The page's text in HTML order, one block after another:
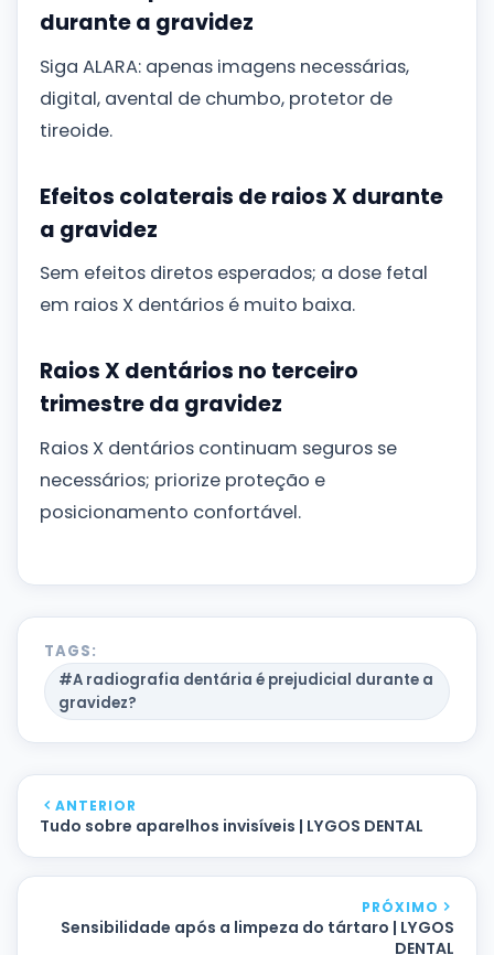
durante a gravidez
Siga ALARA: apenas imagens necessárias,
digital, avental de chumbo, protetor de
tireoide.
Efeitos colaterais de raios X durante
a gravidez
Sem efeitos diretos esperados; a dose fetal
em raios X dentários é muito baixa.
Raios X dentários no terceiro
trimestre da gravidez
Raios X dentários continuam seguros se
necessários; priorize proteção e
posicionamento confortável.
TAGS:
#A radiografia dentária é prejudicial durante a
gravidez?
ANTERIOR
Tudo sobre aparelhos invisíveis | LYGOS DENTAL
PRÓXIMO
Sensibilidade após a limpeza do tártaro | LYGOS
DENTAL